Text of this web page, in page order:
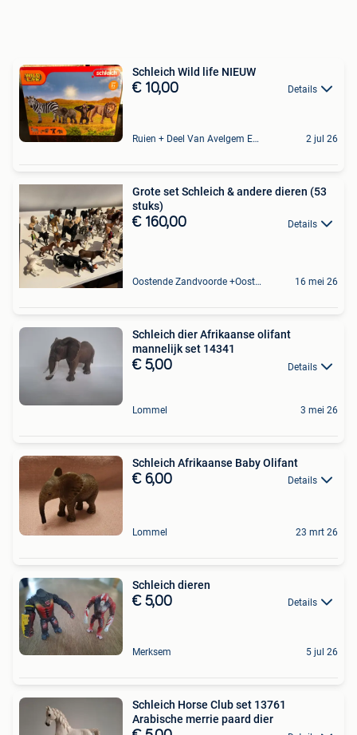
Schleich Wild life NIEUW
€ 10,00 Details
Ruien + Deel Van Avelgem En Waarmaarde 2 jul 26
Grote set Schleich & andere dieren (53
stuks)
€ 160,00 Details
Oostende Zandvoorde +Oostende 16 mei 26
Schleich dier Afrikaanse olifant
mannelijk set 14341
€ 5,00 Details
Lommel 3 mei 26
Schleich Afrikaanse Baby Olifant
€ 6,00 Details
Lommel 23 mrt 26
Schleich dieren
€ 5,00 Details
Merksem 5 jul 26
Schleich Horse Club set 13761
Arabische merrie paard dier